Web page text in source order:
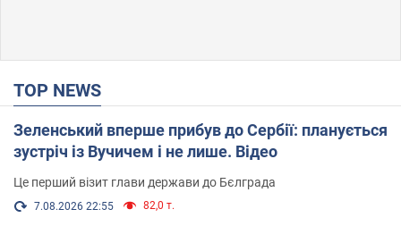
TOP NEWS
Зеленський вперше прибув до Сербії: планується
зустріч із Вучичем і не лише. Відео
Це перший візит глави держави до Бєлграда
7.08.2026 22:55 82,0 т.